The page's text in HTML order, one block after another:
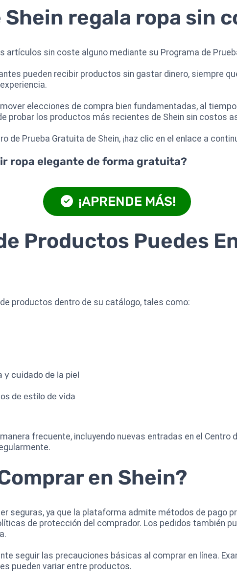
regala ropa sin
artículos sin coste alguno mediante su Programa de
pueden recibir productos sin gastar dinero, siempre
elecciones de compra bien fundamentadas, al
probar los productos más recientes de Shein sin costos
de Prueba Gratuita de Shein, ¡haz clic en el enlace a
ropa elegante de forma gratuita?
¡APRENDE MÁS!
Productos Puedes
productos dentro de su catálogo, tales como:
cuidado de la piel
de estilo de vida
frecuente, incluyendo nuevas entradas en el Centro
en Shein?
seguras, ya que la plataforma admite métodos de pago
de protección del comprador. Los pedidos también
seguir las precauciones básicas al comprar en línea.
pueden variar entre productos.